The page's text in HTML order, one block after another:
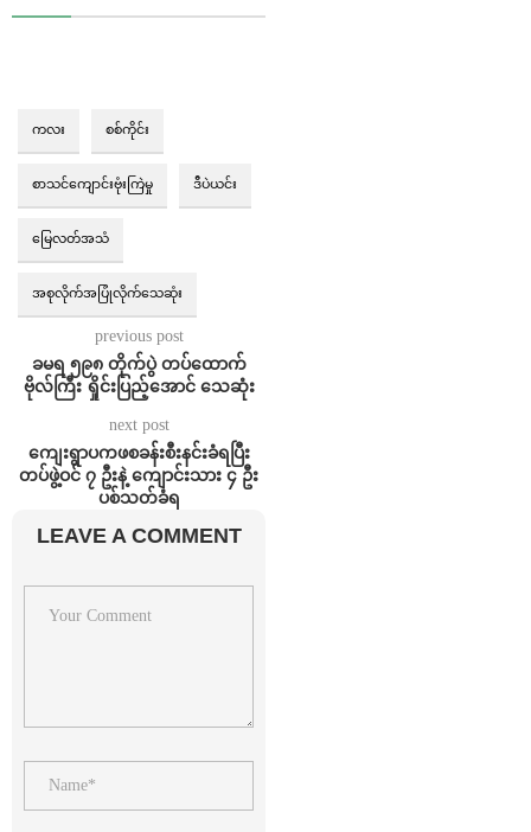
ကလး စစ်ကိုင်း
စာသင်ကျောင်းဗုံးကြဲမှု ဒီပဲယင်း
မြေလတ်အသံ
အစုလိုက်အပြုံလိုက်သေဆုံး
previous post
ခမရ ၅၉၈ တိုက်ပွဲ တပ်ထောက်
ဗိုလ်ကြီး ရှိုင်းပြည့်အောင် သေဆုံး
next post
ကျေးရွာပကဖစခန်းစီးနင်းခံရပြီး
တပ်ဖွဲ့ဝင် ၇ ဦးနဲ့ ကျောင်းသား ၄ ဦး
ပစ်သတ်ခံရ
LEAVE A COMMENT